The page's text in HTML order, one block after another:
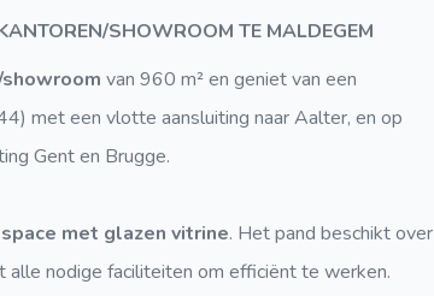
SHOWROOM TE MALDEGEM
van 960 m² en geniet van een
met een vlotte aansluiting naar Aalter, en op
Gent en Brugge.
met glazen vitrine. Het pand beschikt over
alle nodige faciliteiten om efficiënt te werken.